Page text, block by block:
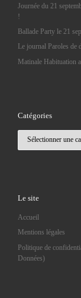
Journée du 21
!
Ballade Party le 21
Le journal Paroles de
Matinale Habituation
Catégories
Le site
Accueil
Mentions légales
Politique de
Données)